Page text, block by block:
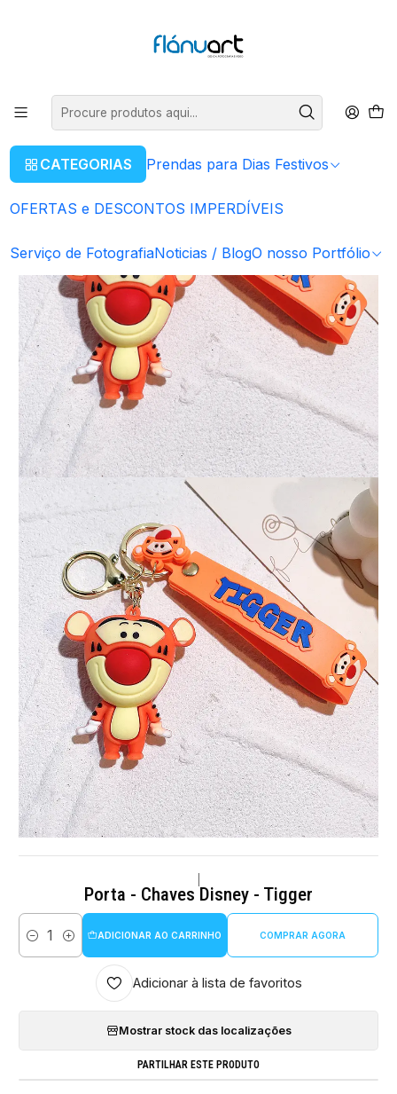
CATEGORIAS Prendas para Dias Festivos
OFERTAS e DESCONTOS IMPERDÍVEIS
Serviço de FotografiaNoticias / BlogO nosso Portfólio
Artigos Personalizados Porta - Chaves
Porta - Chaves Disney - Tigger
Quantidade
ADICIONAR AO CARRINHO COMPRAR AGORA
Adicionar à lista de favoritos
Mostrar stock das localizações
PARTILHAR ESTE PRODUTO